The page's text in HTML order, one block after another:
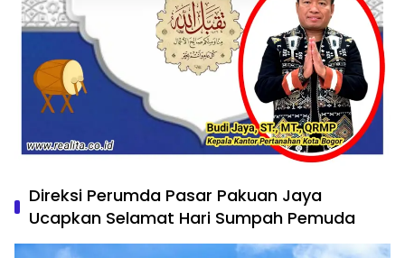
Direksi Perumda Pasar Pakuan Jaya
Ucapkan Selamat Hari Sumpah Pemuda